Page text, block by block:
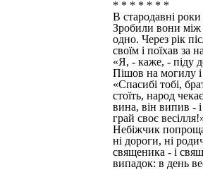
* * * * * * *
В стародавні
Зробили вони між
одно. Через рік
своїм і поїхав за
«Я, - каже, - піду
Пішов на могилу
«Спасибі тобі,
стоїть, народ
вина, він випив -
грай своє
Небіжчик
ні дороги, ні
священика - і
випадок: в день